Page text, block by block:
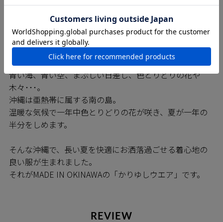
MAJUNシャツは高いレベルの縫製が約束されています。
※巻き伏せ本縫い・・・耐久性の高い縫製方法で仕上が
りの見栄えもよく、オーダーメイドシャツや 高級ブラン
ドのシャツでも多く採用されている縫製方法です。
青い海、青い空、まぶしい日差し、色とりどりの花や
木々･･･。
沖縄は亜熱帯に属する南の島。
温暖な気候で一年中色とりどりの花が咲き、夏が一年の
半分をしめます。
そんな沖縄で、長い夏を快適にお洒落過ごせる着心地の
良い服が生まれました。
それがMADE IN OKINAWAの「かりゆしウエア」です。
REVIEW